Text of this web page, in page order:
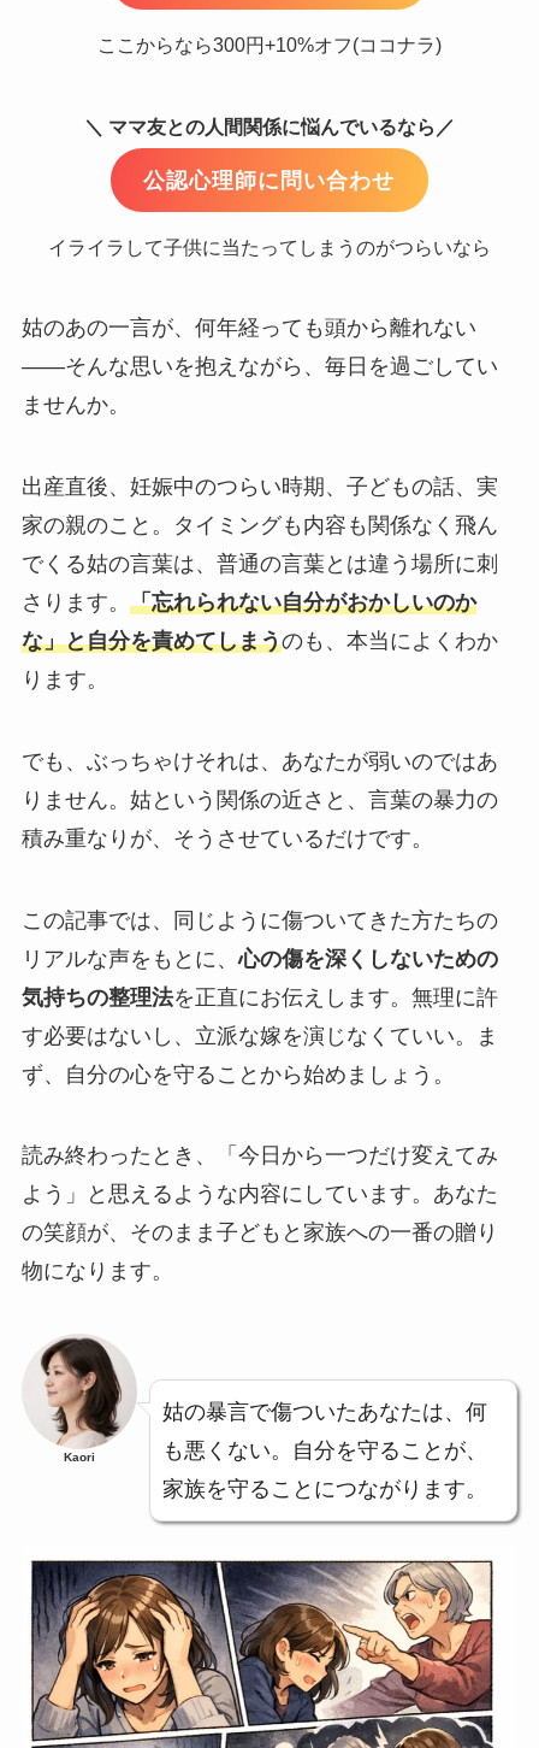
ここからなら300円+10%オフ(ココナラ)
＼ ママ友との人間関係に悩んでいるなら／
公認心理師に問い合わせ
イライラして子供に当たってしまうのがつらいなら
姑のあの一言が、何年経っても頭から離れない
——そんな思いを抱えながら、毎日を過ごしてい
ませんか。
出産直後、妊娠中のつらい時期、子どもの話、実
家の親のこと。タイミングも内容も関係なく飛ん
でくる姑の言葉は、普通の言葉とは違う場所に刺
さります。 「忘れられない自分がおかしいのか
な」と自分を責めてしまうのも、本当によくわか
ります。
でも、ぶっちゃけそれは、あなたが弱いのではあ
りません。姑という関係の近さと、言葉の暴力の
積み重なりが、そうさせているだけです。
この記事では、同じように傷ついてきた方たちの
リアルな声をもとに、心の傷を深くしないための
気持ちの整理法を正直にお伝えします。無理に許
す必要はないし、立派な嫁を演じなくていい。ま
ず、自分の心を守ることから始めましょう。
読み終わったとき、「今日から一つだけ変えてみ
よう」と思えるような内容にしています。あなた
の笑顔が、そのまま子どもと家族への一番の贈り
物になります。
Kaori
姑の暴言で傷ついたあなたは、何
も悪くない。自分を守ることが、
家族を守ることにつながります。